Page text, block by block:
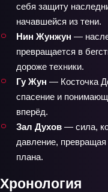
себя защиту
начавшейся из тени.
Нин Жунжун —
превращается в
дороже техники.
Гу Жун — Косточка
спасение и
вперёд.
Зал Духов — сила,
давление,
плана.
Хронология